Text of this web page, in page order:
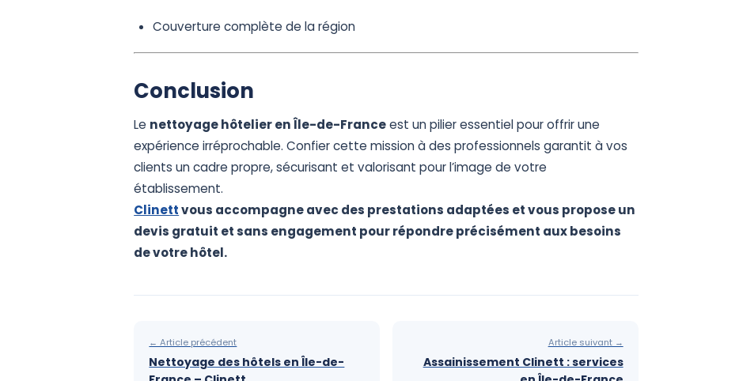
Couverture complète de la région
Conclusion
Le nettoyage hôtelier en Île-de-Franceest un pilier essentiel pour offrir une
expérience irréprochable. Confier cette mission à des professionnels garantit à vos
clients un cadre propre, sécurisant et valorisant pour l’image de votre
établissement.
Clinettvous accompagne avec des prestations adaptées et vous propose un
devis gratuit et sans engagement pour répondre précisément aux besoins
de votre hôtel.
← Article précédent
Nettoyage des hôtels en Île-de-
Article suivant →
Assainissement Clinett : services